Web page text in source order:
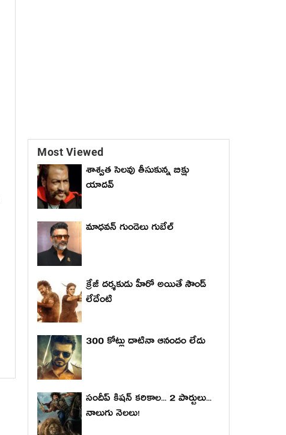
Most Viewed
శాశ్వత సెలవు తీసుకున్న బిక్షు
యాదవ్
మాధ‌వ‌న్ గుండెలు గుబేల్‌
క్రేజీ దర్శకుడు హీరో అయితే సౌండ్
లేదేంటి
300 కోట్లు దాటినా ఆనందం లేదు
సందీప్ కిషన్ కరికాల... 2 పార్టులు...
నాలుగు నెలలు!